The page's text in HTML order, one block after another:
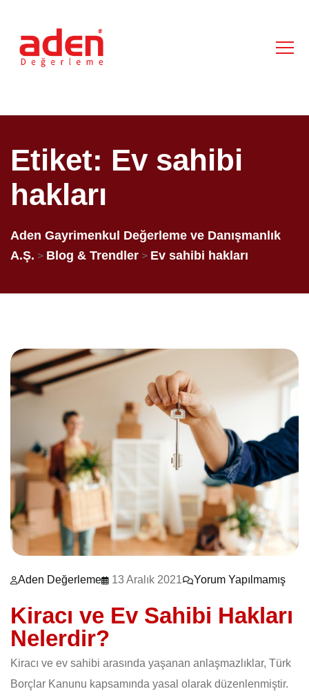
Etiket: Ev sahibi
hakları
Aden Gayrimenkul Değerleme ve Danışmanlık
A.Ş. > Blog & Trendler > Ev sahibi hakları
Aden Değerleme 13 Aralık 2021 Yorum Yapılmamış
Kiracı ve Ev Sahibi Hakları
Nelerdir?
Kiracı ve ev sahibi arasında yaşanan anlaşmazlıklar, Türk
Borçlar Kanunu kapsamında yasal olarak düzenlenmiştir.